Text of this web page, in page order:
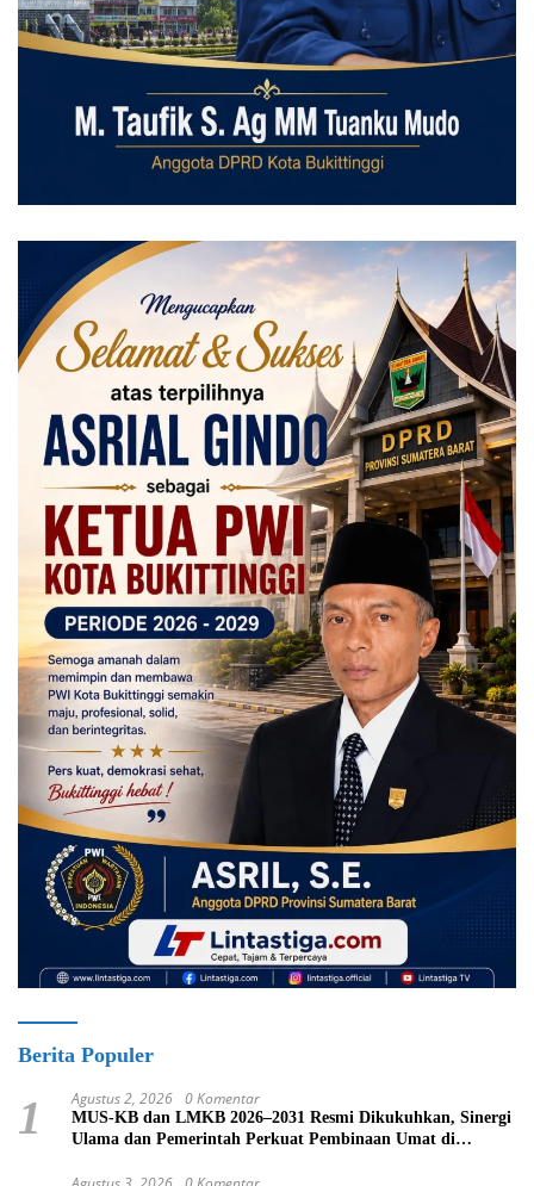
Berita Populer
1 Agustus 2, 2026 0 Komentar
MUS-KB dan LMKB 2026–2031 Resmi Dikukuhkan, Sinergi
Ulama dan Pemerintah Perkuat Pembinaan Umat di